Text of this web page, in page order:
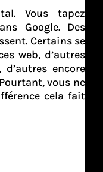
Vous tapez
Google. Des
Certains se
web, d’autres
encore
vous ne
cela fait